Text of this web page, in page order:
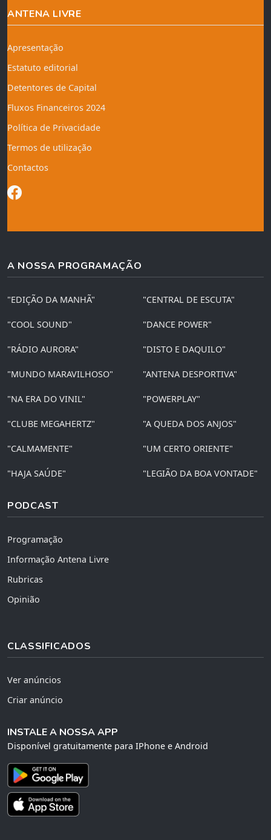
ANTENA LIVRE
Apresentação
Estatuto editorial
Detentores de Capital
Fluxos Financeiros 2024
Política de Privacidade
Termos de utilização
Contactos
A NOSSA PROGRAMAÇÃO
"EDIÇÃO DA MANHÃ" "CENTRAL DE ESCUTA"
"COOL SOUND" "DANCE POWER"
"RÁDIO AURORA" "DISTO E DAQUILO"
"MUNDO MARAVILHOSO" "ANTENA DESPORTIVA"
"NA ERA DO VINIL" "POWERPLAY"
"CLUBE MEGAHERTZ" "A QUEDA DOS ANJOS"
"CALMAMENTE" "UM CERTO ORIENTE"
"HAJA SAÚDE" "LEGIÃO DA BOA VONTADE"
PODCAST
Programação
Informação Antena Livre
Rubricas
Opinião
CLASSIFICADOS
Ver anúncios
Criar anúncio
INSTALE A NOSSA APP
Disponível gratuitamente para IPhone e Android